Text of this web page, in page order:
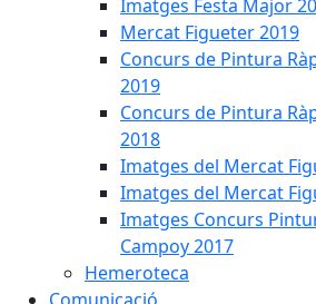
Imatges Festa Major
Mercat Figueter 2019
Concurs de Pintura
2019
Concurs de Pintura
2018
Imatges del Mercat
Imatges del Mercat
Imatges Concurs
Campoy 2017
Hemeroteca